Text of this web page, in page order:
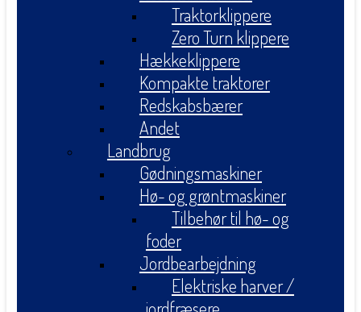
Traktorklippere
Zero Turn klippere
Hækkeklippere
Kompakte traktorer
Redskabsbærer
Andet
Landbrug
Gødningsmaskiner
Hø- og grøntmaskiner
Tilbehør til hø- og
foder
Jordbearbejdning
Elektriske harver /